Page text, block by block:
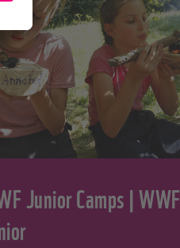
Junior Camps | WWF